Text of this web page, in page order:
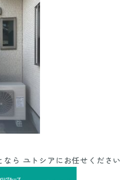
ら ユトシアにお任せください